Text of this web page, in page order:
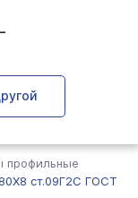
профильные
ст.09Г2С ГОСТ